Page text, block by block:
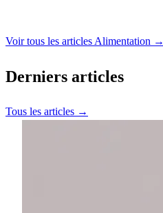
Voir tous les articles Alimentation →
Derniers articles
Tous les articles →